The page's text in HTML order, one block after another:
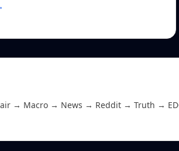
→ Macro → News → Reddit → Truth →